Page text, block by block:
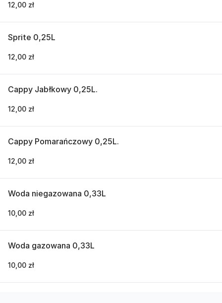
12,00 zł
Sprite 0,25L
12,00 zł
Cappy Jabłkowy 0,25L.
12,00 zł
Cappy Pomarańczowy 0,25L.
12,00 zł
Woda niegazowana 0,33L
10,00 zł
Woda gazowana 0,33L
10,00 zł